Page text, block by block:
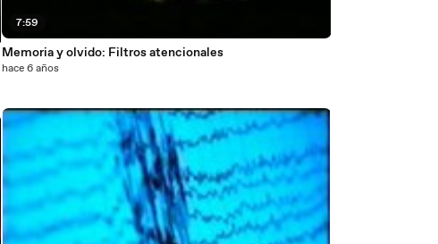
7:59
Memoria y olvido: Filtros atencionales
hace 6 años